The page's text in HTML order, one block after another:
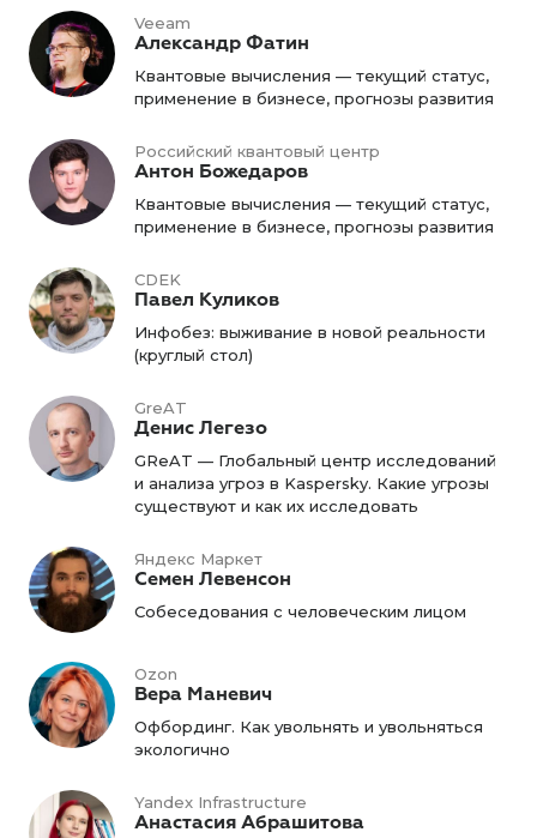
Veeam
Александр Фатин
Квантовые вычисления — текущий статус,
применение в бизнесе, прогнозы развития
Российский квантовый центр
Антон Божедаров
Квантовые вычисления — текущий статус,
применение в бизнесе, прогнозы развития
CDEK
Павел Куликов
Инфобез: выживание в новой реальности
(круглый стол)
GreAT
Денис Легезо
GReAT — Глобальный центр исследований
и анализа угроз в Kaspersky. Какие угрозы
существуют и как их исследовать
Яндекс Маркет
Семен Левенсон
Собеседования с человеческим лицом
Ozon
Вера Маневич
Офбординг. Как увольнять и увольняться
экологично
Yandex Infrastructure
Анастасия Абрашитова